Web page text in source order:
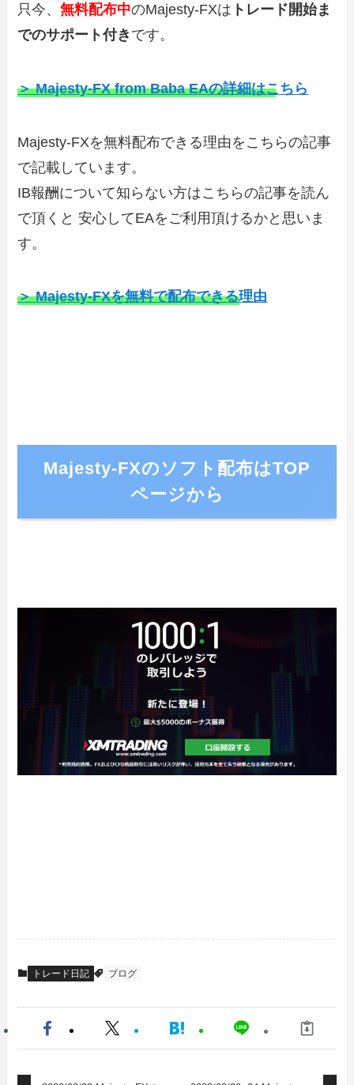
只今、無料配布中のMajesty-FXは トレード開始ま
でのサポート付き です。
＞ Majesty-FX from Baba EAの詳細はこちら
Majesty-FXを無料配布できる理由をこちらの記事
で記載しています。
IB報酬について知らない方はこちらの記事を読ん
で頂くと 安心してEAをご利用頂けるかと思いま
す。
＞ Majesty-FXを無料で配布できる理由
Majesty-FXのソフト配布はTOP
ページから
トレード日記 ブログ